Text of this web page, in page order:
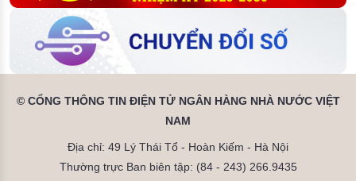
© CỔNG THÔNG TIN ĐIỆN TỬ NGÂN HÀNG NHÀ NƯỚC VIỆT
NAM
Địa chỉ: 49 Lý Thái Tổ - Hoàn Kiếm - Hà Nội
Thường trực Ban biên tập: (84 - 243) 266.9435